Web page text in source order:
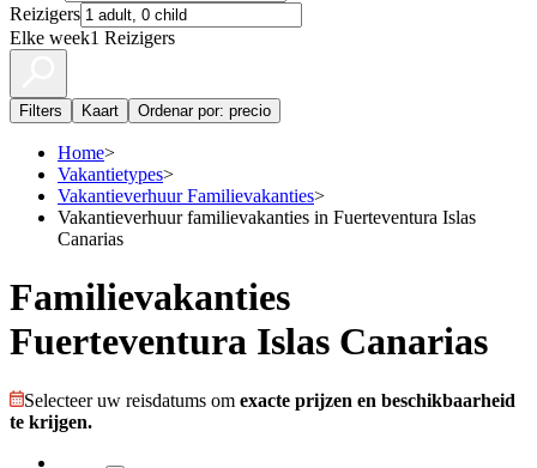
Reizigers
Elke week1 Reizigers
Filters Kaart Ordenar por: precio
Home>
Vakantietypes>
Vakantieverhuur Familievakanties>
Vakantieverhuur familievakanties in Fuerteventura Islas
Canarias
Familievakanties
Fuerteventura Islas Canarias
Selecteer uw reisdatums om exacte prijzen en beschikbaarheid
te krijgen.